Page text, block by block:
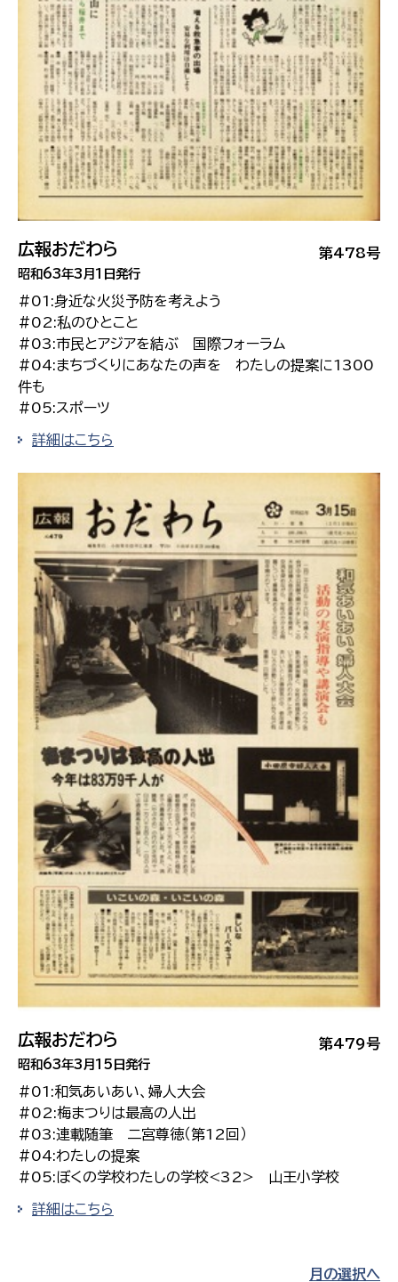
第478号
広報おだわら
昭和63年3月1日発行
#01:身近な火災予防を考えよう
#02:私のひとこと
#03:市民とアジアを結ぶ 国際フォーラム
#04:まちづくりにあなたの声を わたしの提案に1300
件も
#05:スポーツ
詳細はこちら
第479号
広報おだわら
昭和63年3月15日発行
#01:和気あいあい、婦人大会
#02:梅まつりは最高の人出
#03:連載随筆 二宮尊徳（第12回）
#04:わたしの提案
#05:ぼくの学校わたしの学校<32> 山王小学校
詳細はこちら
月の選択へ